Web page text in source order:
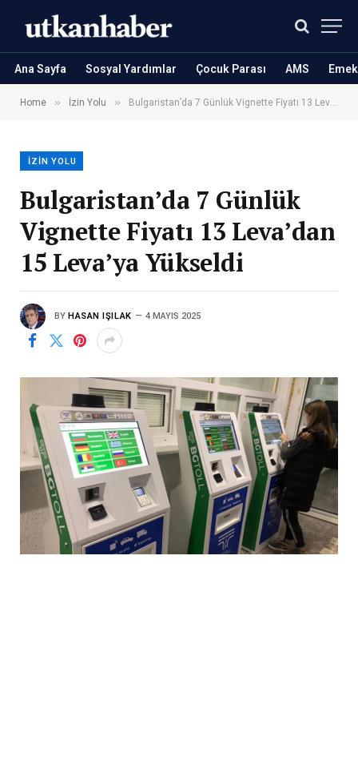
Ana Sayfa Sosyal Yardımlar Çocuk Parası AMS
Home » İzin Yolu » Bulgaristan’da 7 Günlük Vignette Fiyatı 13 Leva’dan 15 Leva’ya Yükseldi
İZIN YOLU
Bulgaristan’da 7 Günlük
Vignette Fiyatı 13 Leva’dan
15 Leva’ya Yükseldi
BY HASAN IŞILAK 4 MAYIS 2025